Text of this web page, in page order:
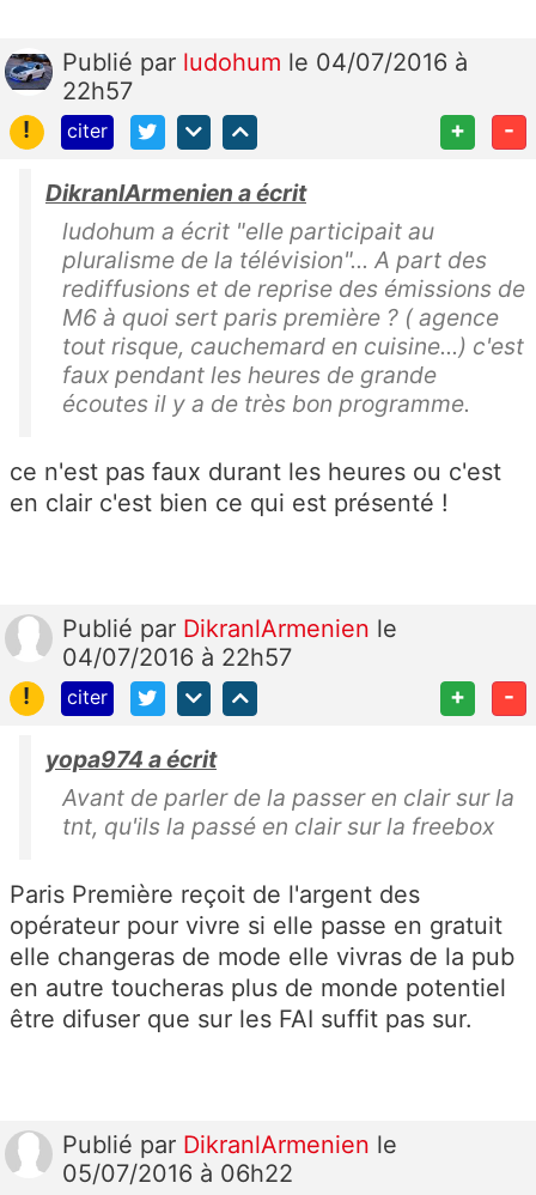
Publié par ludohum le 04/07/2016 à
22h57
!
citer + -
DikranlArmenien a écrit
ludohum a écrit "elle participait au
pluralisme de la télévision"... A part des
rediffusions et de reprise des émissions de
M6 à quoi sert paris première ? ( agence
tout risque, cauchemard en cuisine...) c'est
faux pendant les heures de grande
écoutes il y a de très bon programme.
ce n'est pas faux durant les heures ou c'est
en clair c'est bien ce qui est présenté !
Publié par DikranlArmenien le
04/07/2016 à 22h57
!
citer + -
yopa974 a écrit
Avant de parler de la passer en clair sur la
tnt, qu'ils la passé en clair sur la freebox
Paris Première reçoit de l'argent des
opérateur pour vivre si elle passe en gratuit
elle changeras de mode elle vivras de la pub
en autre toucheras plus de monde potentiel
être difuser que sur les FAI suffit pas sur.
Publié par DikranlArmenien le
05/07/2016 à 06h22